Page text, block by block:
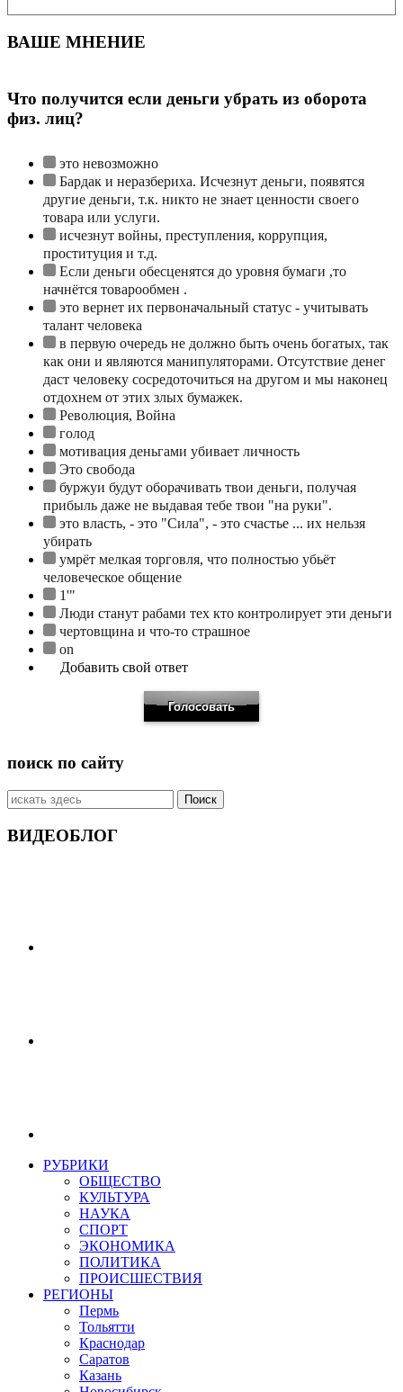
ВАШЕ МНЕНИЕ
Что получится если деньги убрать из оборота
физ. лиц?
это невозможно
Бардак и неразбериха. Исчезнут деньги, появятся
другие деньги, т.к. никто не знает ценности своего
товара или услуги.
исчезнут войны, преступления, коррупция,
проституция и т.д.
Если деньги обесценятся до уровня бумаги ,то
начнётся товарообмен .
это вернет их первоначальный статус - учитывать
талант человека
в первую очередь не должно быть очень богатых, так
как они и являются манипуляторами. Отсутствие денег
даст человеку сосредоточиться на другом и мы наконец
отдохнем от этих злых бумажек.
Революция, Война
голод
мотивация деньгами убивает личность
Это свобода
буржуи будут оборачивать твои деньги, получая
прибыль даже не выдавая тебе твои "на руки".
это власть, - это "Сила", - это счастье ... их нельзя
убирать
умрёт мелкая торговля, что полностью убьёт
человеческое общение
1'"
Люди станут рабами тех кто контролирует эти деньги
чертовщина и что-то страшное
on
Добавить свой ответ
поиск по сайту
Искать:
ВИДЕОБЛОГ
РУБРИКИ
ОБЩЕСТВО
КУЛЬТУРА
НАУКА
СПОРТ
ЭКОНОМИКА
ПОЛИТИКА
ПРОИСШЕСТВИЯ
РЕГИОНЫ
Пермь
Тольятти
Краснодар
Саратов
Казань